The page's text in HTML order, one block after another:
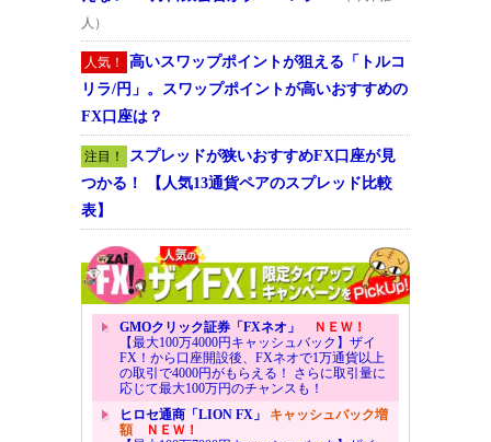
人）
人気！
高いスワップポイントが狙える「トルコ
リラ/円」。スワップポイントが高いおすすめの
FX口座は？
注目！
スプレッドが狭いおすすめFX口座が見
つかる！ 【人気13通貨ペアのスプレッド比較
表】
GMOクリック証券「FXネオ」
ＮＥＷ！
【最大100万4000円キャッシュバック】ザイ
FX！から口座開設後、FXネオで1万通貨以上
の取引で4000円がもらえる！ さらに取引量に
応じて最大100万円のチャンスも！
ヒロセ通商「LION FX」 キャッシュバック増
額ＮＥＷ！